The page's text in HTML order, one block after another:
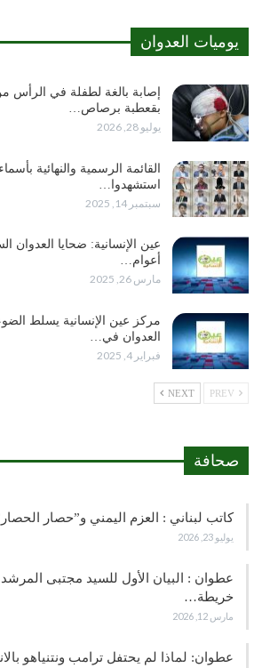
يوميات العدوان
إصابة بالغة لطفلة في الرأس
بقعطبة برصاص…
يوليو 28, 2026
القائمة الرسمية والنهائية
استشهدوا…
سبتمبر 14, 2025
أعوام…
مارس 26, 2025
مركز عين الإنسانية يسلط
العدوان في…
فبراير 4, 2025
NEXT
صحافة
كاتب لبناني : العزم اليمني و”حصار
يوليو 23, 2026
عطوان : البيان الأول للسيد مجتبى المرشد
خريطة…
مارس 12, 2026
عطوان: لماذا لم يحتفل ترامب ونتنياهو